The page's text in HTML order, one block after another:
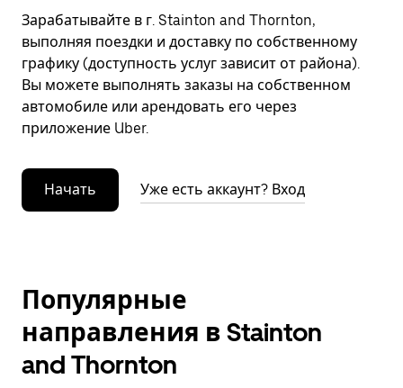
Зарабатывайте в г. Stainton and Thornton,
выполняя поездки и доставку по собственному
графику (доступность услуг зависит от района).
Вы можете выполнять заказы на собственном
автомобиле или арендовать его через
приложение Uber.
Начать Уже есть аккаунт? Вход
Популярные
направления в Stainton
and Thornton